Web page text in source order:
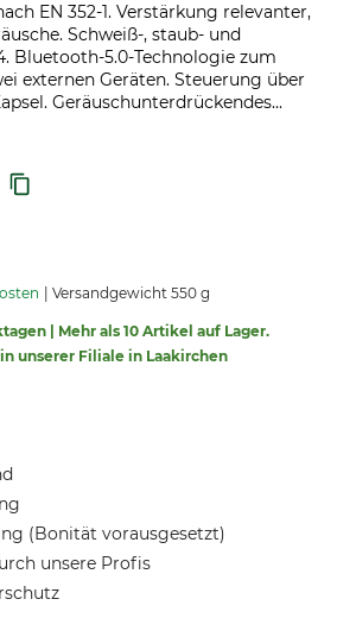
EN 352-1. Verstärkung relevanter,
Schweiß-, staub- und
Bluetooth-5.0-Technologie zum
externen Geräten. Steuerung über
Geräuschunterdrückendes...
Versandgewicht 550 g
| Mehr als 10 Artikel auf Lager.
unserer Filiale in Laakirchen
(Bonität vorausgesetzt)
unsere Profis